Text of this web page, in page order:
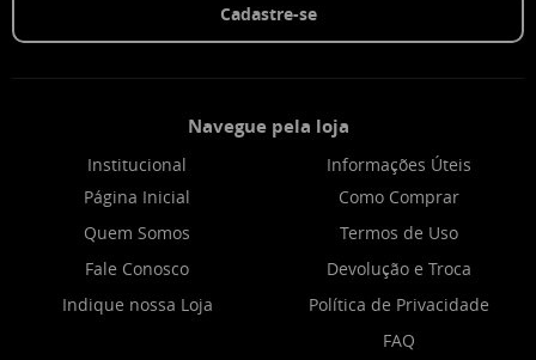
Cadastre-se
Navegue pela loja
Institucional
Página Inicial
Quem Somos
Fale Conosco
Indique nossa Loja
Informações Úteis
Como Comprar
Termos de Uso
Devolução e Troca
Política de Privacidade
FAQ